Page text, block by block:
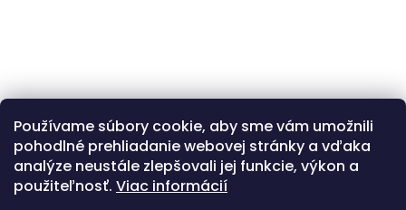
Používame súbory cookie, aby sme vám umožnili
pohodlné prehliadanie webovej stránky a vďaka
analýze neustále zlepšovali jej funkcie, výkon a
použiteľnosť. Viac informácií
Kövessen minket az Instagramon